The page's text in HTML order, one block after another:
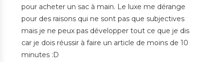
pour acheter un sac à main. Le luxe me dérange
pour des raisons qui ne sont pas que subjectives
mais je ne peux pas développer tout ce que je dis
car je dois réussir à faire un article de moins de 10
minutes :D